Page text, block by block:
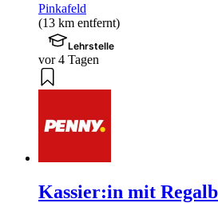
Pinkafeld
(13 km entfernt)
Lehrstelle
vor 4 Tagen
Kassier:in mit